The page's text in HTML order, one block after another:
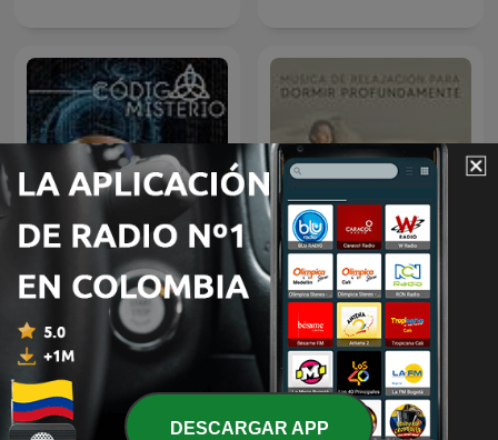
Código Misterio
Música de Relajación para
DORMIR
DESCARGAR APP